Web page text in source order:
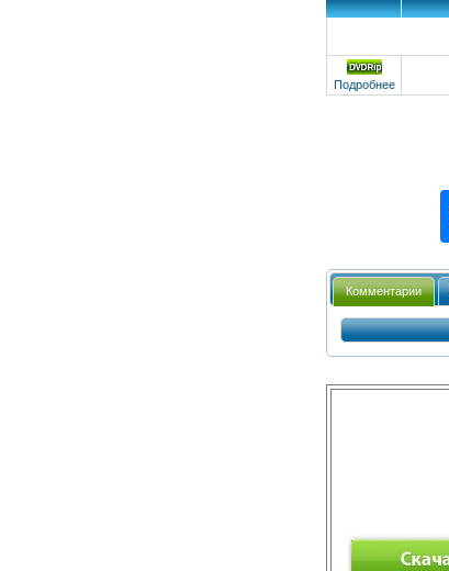
Подробнее
Комментарии